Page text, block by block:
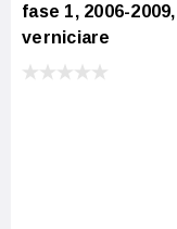
fase 1, 2006-
verniciare